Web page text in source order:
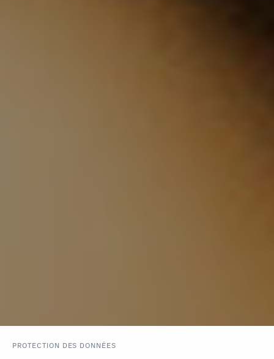
PROTECTION DES DONNÉES